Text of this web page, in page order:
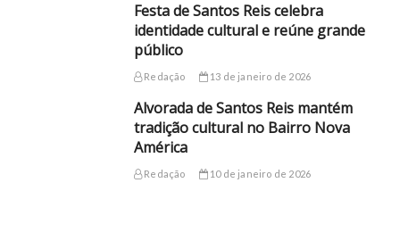
Festa de Santos Reis celebra
identidade cultural e reúne grande
público
Redação 13 de janeiro de 2026
Alvorada de Santos Reis mantém
tradição cultural no Bairro Nova
América
Redação 10 de janeiro de 2026